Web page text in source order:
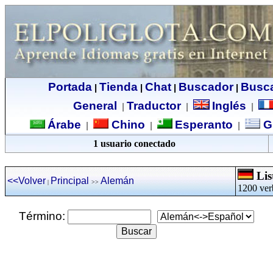
Portada| Tienda| Chat| Buscador|
General
Traductor| Inglés
Árabe Chino Esperanto
1 usuario conectado
<<Volver | Principal >> Alemán
1200
Término: